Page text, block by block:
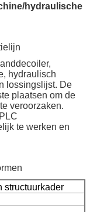
hydraulische
hydraulisch
lossingslijst. De
plaatsen om de
veroorzaken.
te werken en
structuurkader